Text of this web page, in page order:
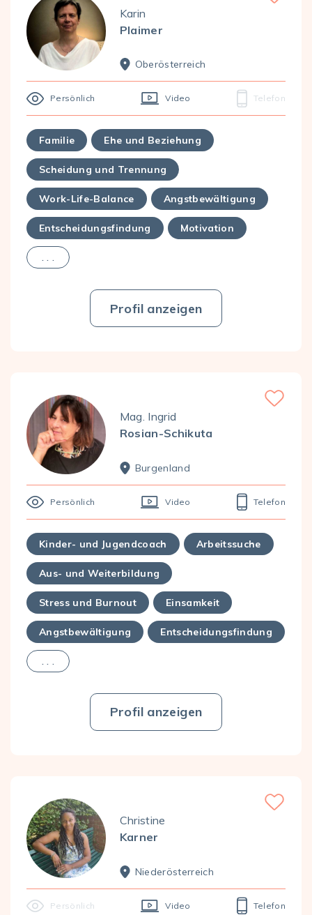
Karin
Plaimer
Ober­österreich
Persönlich Video Telefon
Familie Ehe und Beziehung
Scheidung und Trennung
Work-Life-Balance Angstbewältigung
Entscheidungsfindung Motivation
. . .
Profil anzeigen
Favorite
Mag. Ingrid
Rosian-Schikuta
Burgen­land
Persönlich Video Telefon
Kinder- und Jugendcoach Arbeitssuche
Aus- und Weiterbildung
Stress und Burnout Einsamkeit
Angstbewältigung Entscheidungsfindung
. . .
Profil anzeigen
Favorite
Christine
Karner
Nieder­österreich
Persönlich Video Telefon